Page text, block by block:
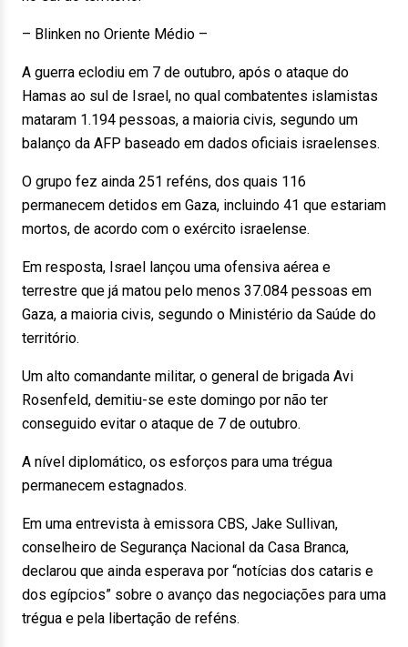
– Blinken no Oriente Médio –
A guerra eclodiu em 7 de outubro, após o ataque do
Hamas ao sul de Israel, no qual combatentes islamistas
mataram 1.194 pessoas, a maioria civis, segundo um
balanço da AFP baseado em dados oficiais israelenses.
O grupo fez ainda 251 reféns, dos quais 116
permanecem detidos em Gaza, incluindo 41 que estariam
mortos, de acordo com o exército israelense.
Em resposta, Israel lançou uma ofensiva aérea e
terrestre que já matou pelo menos 37.084 pessoas em
Gaza, a maioria civis, segundo o Ministério da Saúde do
território.
Um alto comandante militar, o general de brigada Avi
Rosenfeld, demitiu-se este domingo por não ter
conseguido evitar o ataque de 7 de outubro.
A nível diplomático, os esforços para uma trégua
permanecem estagnados.
Em uma entrevista à emissora CBS, Jake Sullivan,
conselheiro de Segurança Nacional da Casa Branca,
declarou que ainda esperava por “notícias dos cataris e
dos egípcios” sobre o avanço das negociações para uma
trégua e pela libertação de reféns.